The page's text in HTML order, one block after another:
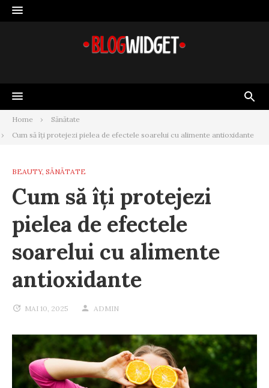
Skip
to
Home
Sănătate
Cum să îți protejezi pielea de efectele soarelui cu alimente antioxidante
BEAUTY, SĂNĂTATE
Cum să îți protejezi
pielea de efectele
soarelui cu alimente
antioxidante
MAI 10, 2025 ADMIN